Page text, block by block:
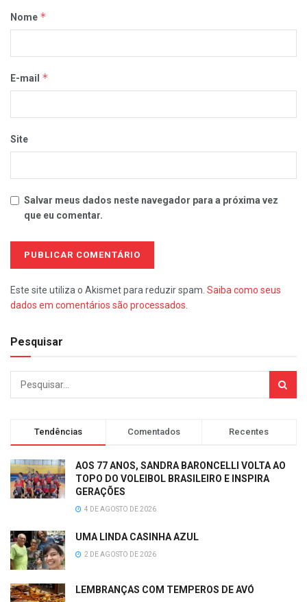
Nome *
E-mail *
Site
Salvar meus dados neste navegador para a próxima vez
que eu comentar.
Este site utiliza o Akismet para reduzir spam. Saiba como seus
dados em comentários são processados
Pesquisar
Tendências Comentados Recentes
AOS 77 ANOS, SANDRA BARONCELLI VOLTA AO
TOPO DO VOLEIBOL BRASILEIRO E INSPIRA
GERAÇÕES
4 DE AGOSTO DE 2026
UMA LINDA CASINHA AZUL
2 DE AGOSTO DE 2026
LEMBRANÇAS COM TEMPEROS DE AVÓ